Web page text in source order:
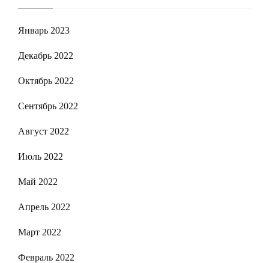
Январь 2023
Декабрь 2022
Октябрь 2022
Сентябрь 2022
Август 2022
Июль 2022
Май 2022
Апрель 2022
Март 2022
Февраль 2022